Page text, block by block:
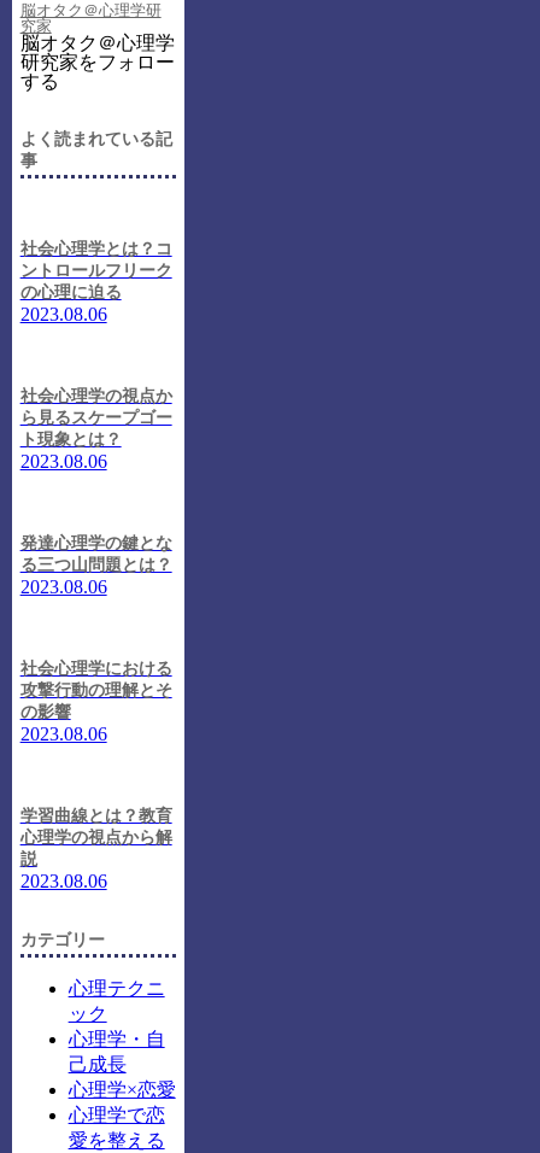
脳オタク＠心理学研
究家
脳オタク＠心理学
研究家をフォロー
する
よく読まれている記
事
社会心理学とは？コ
ントロールフリーク
の心理に迫る
2023.08.06
社会心理学の視点か
ら見るスケープゴー
ト現象とは？
2023.08.06
発達心理学の鍵とな
る三つ山問題とは？
2023.08.06
社会心理学における
攻撃行動の理解とそ
の影響
2023.08.06
学習曲線とは？教育
心理学の視点から解
説
2023.08.06
カテゴリー
心理テクニ
ック
心理学・自
己成長
心理学×恋愛
心理学で恋
愛を整える